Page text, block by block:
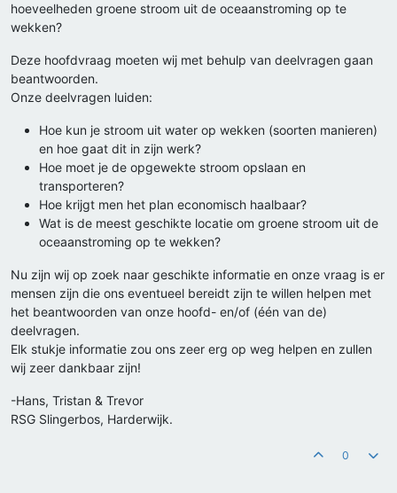
hoeveelheden groene stroom uit de oceaanstroming op te
wekken?
Deze hoofdvraag moeten wij met behulp van deelvragen gaan
beantwoorden.
Onze deelvragen luiden:
Hoe kun je stroom uit water op wekken (soorten manieren)
en hoe gaat dit in zijn werk?
Hoe moet je de opgewekte stroom opslaan en
transporteren?
Hoe krijgt men het plan economisch haalbaar?
Wat is de meest geschikte locatie om groene stroom uit de
oceaanstroming op te wekken?
Nu zijn wij op zoek naar geschikte informatie en onze vraag is er
mensen zijn die ons eventueel bereidt zijn te willen helpen met
het beantwoorden van onze hoofd- en/of (één van de)
deelvragen.
Elk stukje informatie zou ons zeer erg op weg helpen en zullen
wij zeer dankbaar zijn!
-Hans, Tristan & Trevor
RSG Slingerbos, Harderwijk.
0